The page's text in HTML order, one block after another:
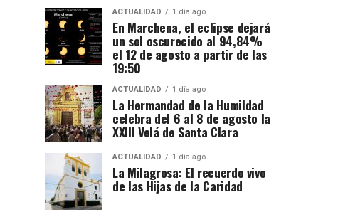
ACTUALIDAD 1 día ago
En Marchena, el eclipse dejará
un sol oscurecido al 94,84%
el 12 de agosto a partir de las
19:50
ACTUALIDAD 1 día ago
La Hermandad de la Humildad
celebra del 6 al 8 de agosto la
XXIII Velá de Santa Clara
ACTUALIDAD 1 día ago
La Milagrosa: El recuerdo vivo
de las Hijas de la Caridad